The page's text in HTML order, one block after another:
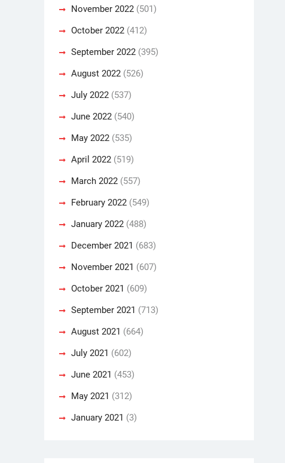
November 2022 (501)
October 2022 (412)
September 2022 (395)
August 2022 (526)
July 2022 (537)
June 2022 (540)
May 2022 (535)
April 2022 (519)
March 2022 (557)
February 2022 (549)
January 2022 (488)
December 2021 (683)
November 2021 (607)
October 2021 (609)
September 2021 (713)
August 2021 (664)
July 2021 (602)
June 2021 (453)
May 2021 (312)
January 2021 (3)